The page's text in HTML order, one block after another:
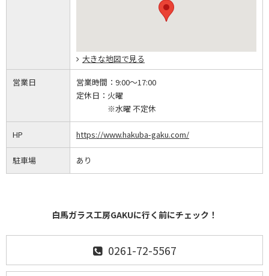
大きな地図で見る
営業日 営業時間： 9:00～17:00
定休日： 火曜
※水曜 不定休
HP https://www.hakuba-gaku.com/
駐車場 あり
白馬ガラス工房GAKUに行く前にチェック！
0261-72-5567